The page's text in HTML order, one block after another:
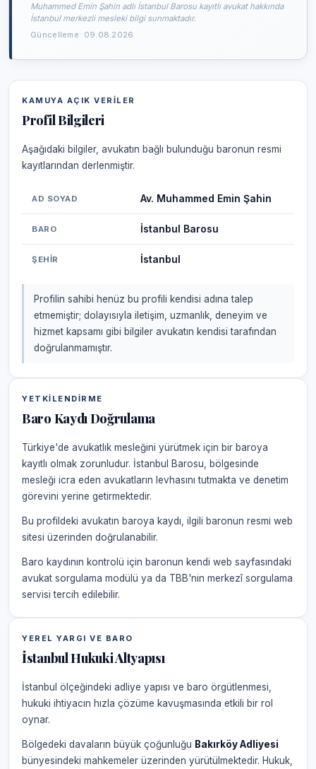
Muhammed Emin Şahin adlı İstanbul Barosu kayıtlı avukat hakkında
İstanbul merkezli mesleki bilgi sunmaktadır.
Güncelleme: 09.08.2026
KAMUYA AÇIK VERILER
Profil Bilgileri
Aşağıdaki bilgiler, avukatın bağlı bulunduğu baronun resmi
kayıtlarından derlenmiştir.
AD SOYAD Av. Muhammed Emin Şahin
BARO İstanbul Barosu
ŞEHIR İstanbul
Profilin sahibi henüz bu profili kendisi adına talep
etmemiştir; dolayısıyla iletişim, uzmanlık, deneyim ve
hizmet kapsamı gibi bilgiler avukatın kendisi tarafından
doğrulanmamıştır.
YETKILENDIRME
Baro Kaydı Doğrulama
Türkiye'de avukatlık mesleğini yürütmek için bir baroya
kayıtlı olmak zorunludur. İstanbul Barosu, bölgesinde
mesleği icra eden avukatların levhasını tutmakta ve denetim
görevini yerine getirmektedir.
Bu profildeki avukatın baroya kaydı, ilgili baronun resmi web
sitesi üzerinden doğrulanabilir.
Baro kaydının kontrolü için baronun kendi web sayfasındaki
avukat sorgulama modülü ya da TBB'nin merkezî sorgulama
servisi tercih edilebilir.
YEREL YARGI VE BARO
İstanbul Hukuki Altyapısı
İstanbul ölçeğindeki adliye yapısı ve baro örgütlenmesi,
hukuki ihtiyacın hızla çözüme kavuşmasında etkili bir rol
oynar.
Bölgedeki davaların büyük çoğunluğu Bakırköy Adliyesi
bünyesindeki mahkemeler üzerinden yürütülmektedir. Hukuk,